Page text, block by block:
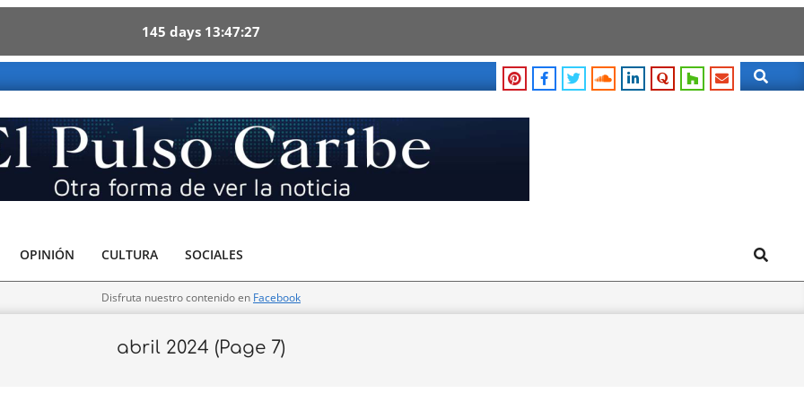
145 days 13 47 26
Search
OPINIÓN CULTURA SOCIALES Search
Disfruta nuestro contenido en Facebook
abril 2024 (Page 7)